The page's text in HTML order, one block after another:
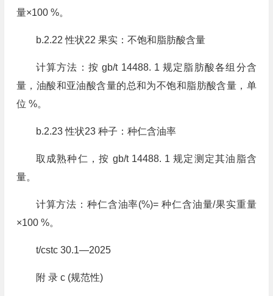
量×100 %。
b.2.22 性状22 果实：不饱和脂肪酸含量
计算方法：按 gb/t 14488. 1 规定脂肪酸各组分含
量，油酸和亚油酸含量的总和为不饱和脂肪酸含量，单
位 %。
b.2.23 性状23 种子：种仁含油率
取成熟种仁，按 gb/t 14488. 1 规定测定其油脂含
量。
计算方法：种仁含油率(%)= 种仁含油量/果实重量
×100 %。
t/cstc 30.1—2025
附 录 c (规范性)